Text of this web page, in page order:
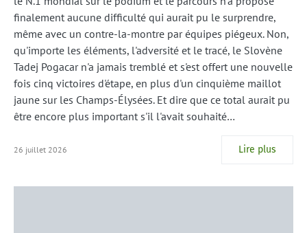
finalement aucune difficulté qui aurait pu le surprendre,
même avec un contre-la-montre par équipes piégeux. Non,
qu'importe les éléments, l'adversité et le tracé, le Slovène
Tadej Pogacar n'a jamais tremblé et s'est offert une nouvelle
fois cinq victoires d'étape, en plus d'un cinquième maillot
jaune sur les Champs-Élysées. Et dire que ce total aurait pu
être encore plus important s'il l'avait souhaité…
26 juillet 2026 Lire plus